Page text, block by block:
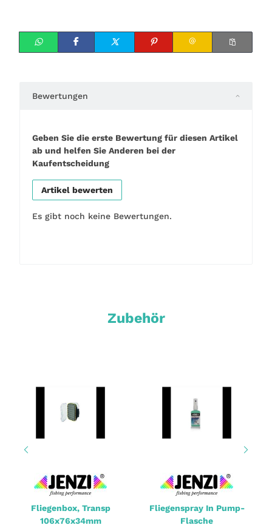
Bewertungen
Geben Sie die erste Bewertung für diesen Artikel
ab und helfen Sie Anderen bei der
Kaufentscheidung
Artikel bewerten
Es gibt noch keine Bewertungen.
Zubehör
Fliegenbox, Transp
106x76x34mm
Fliegenspray In Pump-
Flasche